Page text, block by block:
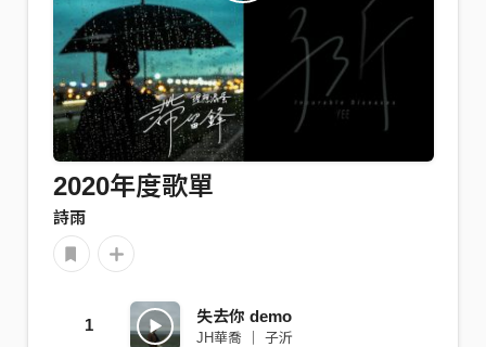
2020年度歌單
詩雨
1 失去你 demo
JH華喬 ｜ 子沂